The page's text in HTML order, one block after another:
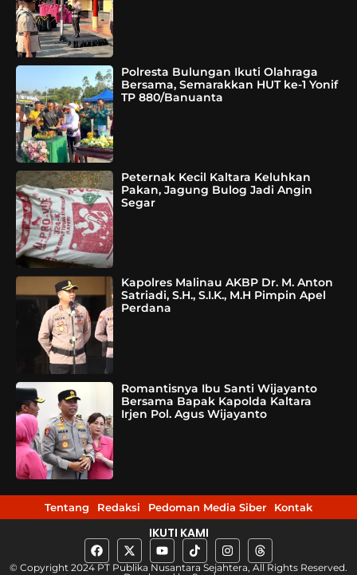
Polresta Bulungan Ikuti Olahraga
Bersama, Semarakkan HUT ke-1 Yonif
TP 880/Banuanta
Peternak Kecil Kaltara Keluhkan
Pakan, Jagung Bulog Jadi Angin
Segar
Kapolres Malinau AKBP Dr. M. Anton
Satriadi, S.H., S.I.K., M.H Pimpin Apel
Perdana
Romantisnya Ibu Santi Wijayanto
Bersama Bapak Kapolda Kaltara
Irjen Pol. Agus Wijayanto
Tentang Redaksi Pedoman Media Siber Kontak
IKUTI KAMI
© Copyright 2024 PT Publika Nusantara Sejahtera, All Rights Reserved.